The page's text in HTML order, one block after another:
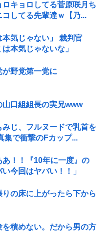
キョロしてる菅原咲月ち
してる先輩達ｗ【乃...
気じゃない」 裁判官
本気じゃないな」
が野党第一党に
山口組組長の実兄www
みじ、フルヌードで乳首を
集で衝撃のFカップ...
あ！！『10年に一度』の
今回はヤバい！！」
りの床に上がったら下から
積めない。だから男の方